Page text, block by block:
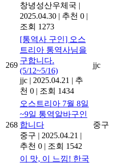
창녕성산우체국 |
2025.04.30 | 추천 0 |
조회 1273
269
[통역사 구인] 오스
트리아 통역사님을
구합니다.
(5/12~5/16)
jjc | 2025.04.21 | 추
천 0 | 조회 1434
jjc
268
오스트리아 7월 8일
~9일 통역알바구인
합니다
중구 | 2025.04.21 |
추천 0 | 조회 1542
중구
이 맛, 이 느낌! 한국